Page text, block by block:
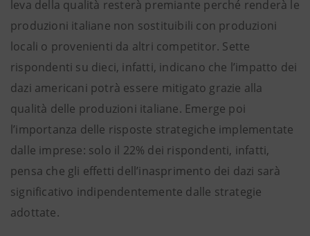
leva della qualità resterà premiante perché renderà le
produzioni italiane non sostituibili con produzioni
locali o provenienti da altri competitor. Sette
rispondenti su dieci, infatti, indicano che l’impatto dei
dazi americani potrà essere mitigato grazie alla
qualità delle produzioni italiane. Emerge poi
l’importanza delle risposte strategiche implementate
dalle imprese: solo il 22% dei rispondenti, infatti,
pensa che gli effetti dell’inasprimento dei dazi sarà
significativo indipendentemente dalle strategie
adottate.